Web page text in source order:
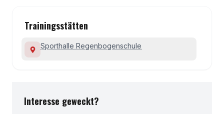
Trainingsstätten
Sporthalle Regenbogenschule
Interesse geweckt?